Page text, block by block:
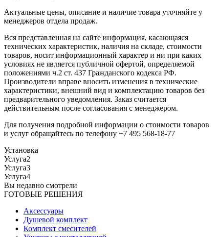
Актуальные цены, описание и наличие товара уточняйте у
менеджеров отдела продаж.
Вся представленная на сайте информация, касающаяся
технических характеристик, наличия на складе, стоимости
товаров, носит информационный характер и ни при каких
условиях не является публичной офертой, определяемой
положениями ч.2 ст. 437 Гражданского кодекса РФ.
Производители вправе вносить изменения в технические
характеристики, внешний вид и комплектацию товаров без
предварительного уведомления. Заказ считается
действительным после согласования с менеджером.
Для получения подробной информации о стоимости товаров
и услуг обращайтесь по телефону +7 495 568-18-77
Установка
Услуга2
Услуга3
Услуга4
Вы недавно смотрели
ГОТОВЫЕ РЕШЕНИЯ
Аксессуары
Душевой комплект
Комплект смесителей